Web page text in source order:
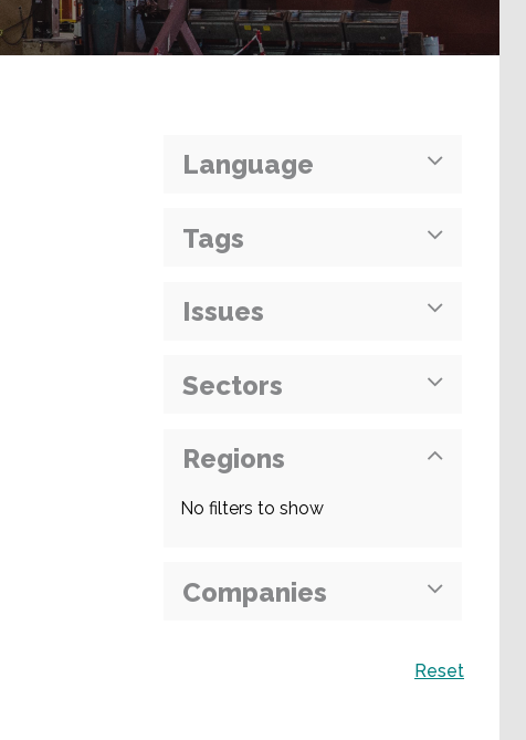
Language
Tags
Issues
Sectors
Regions
No filters to show
Companies
Reset